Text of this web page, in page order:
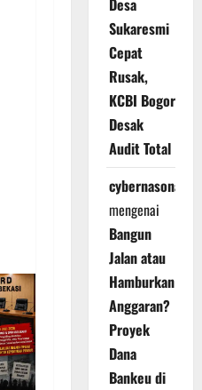
Desa
Sukaresmi
Cepat
Rusak,
KCBI Bogor
Desak
Audit Total
cybernasonal
mengenai
Bangun
Jalan atau
Hamburkan
Anggaran?
Proyek
Dana
Bankeu di